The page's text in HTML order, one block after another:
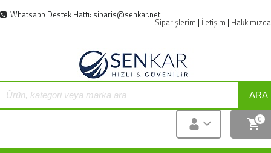
Whatsapp Destek Hattı: siparis@senkar.net
Siparişlerim | İletişim | Hakkımızda
ARA
0